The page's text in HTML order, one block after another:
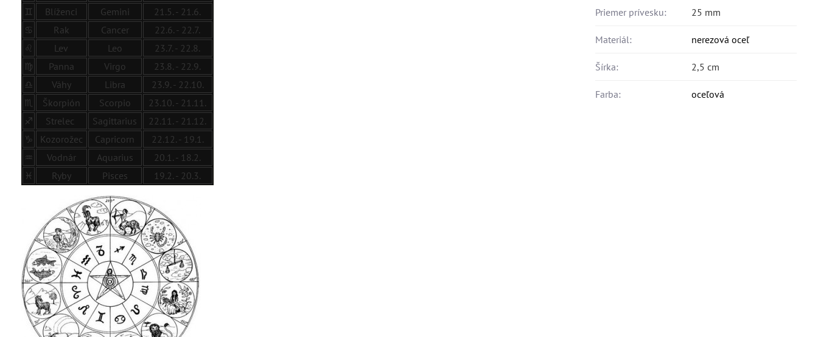
♊
Blíženci Gemini
21.5. - 21.6.
♋
Rak Cancer
22.6. - 22.7.
♌
Lev Leo
23.7. - 22.8.
♍
Panna Virgo
23.8. - 22.9.
♎
Váhy Libra
23.9. - 22.10.
♏
Škorpión Scorpio
23.10. - 21.11.
♐
Strelec Sagittarius
22.11. - 21.12.
♑
Kozorožec Capricorn
22.12. - 19.1.
♒
Vodnár Aquarius
20.1. - 18.2.
♓
Ryby Pisces 19.2. - 20.3.
Priemer prívesku: 25 mm
Materiál: nerezová oceľ
Šírka: 2,5 cm
Farba: oceľová